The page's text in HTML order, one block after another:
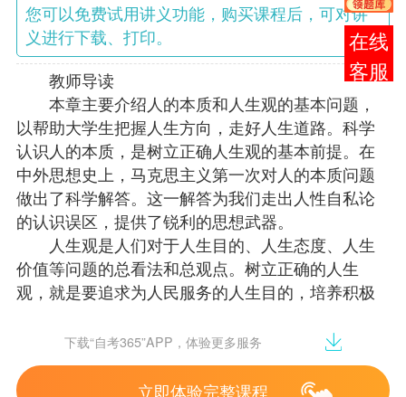
您可以免费试用讲义功能，购买课程后，可对讲
义进行下载、打印。
教师导读
本章主要介绍人的本质和人生观的基本问题，
以帮助大学生把握人生方向，走好人生道路。科学
认识人的本质，是树立正确人生观的基本前提。在
中外思想史上，马克思主义第一次对人的本质问题
做出了科学解答。这一解答为我们走出人性自私论
的认识误区，提供了锐利的思想武器。
人生观是人们对于人生目的、人生态度、人生
价值等问题的总看法和总观点。树立正确的人生
观，就是要追求为人民服务的人生目的，培养积极
走好人生道路，需要协调好人与自然、自我生
理与心理、个人与他人、个人与社会等多种复杂关
系。
下载“自考365”APP，体验更多服务
立即体验完整课程
在线
客服